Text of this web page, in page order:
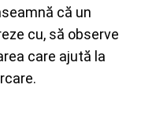
că un
cu, să observe
care ajută la